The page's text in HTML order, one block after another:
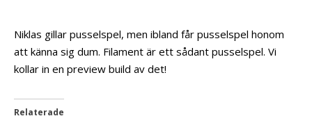
Niklas gillar pusselspel, men ibland får pusselspel honom
att känna sig dum. Filament är ett sådant pusselspel. Vi
kollar in en preview build av det!
Relaterade